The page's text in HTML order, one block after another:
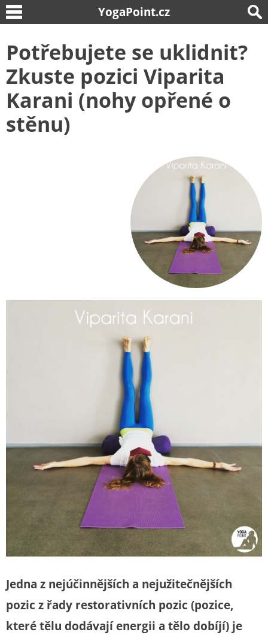
YogaPoint.cz
Potřebujete se uklidnit?
Zkuste pozici Viparita
Karani (nohy opřené o
stěnu)
Jedna z nejúčinnějších a nejužitečnějších
pozic z řady restorativních pozic (pozice,
které tělu dodávají energii a tělo dobíjí) je